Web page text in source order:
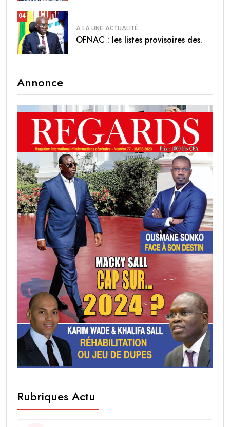
04
A LA UNE ACTUALITÉ
OFNAC : les listes provisoires des.
Annonce
Rubriques Actu